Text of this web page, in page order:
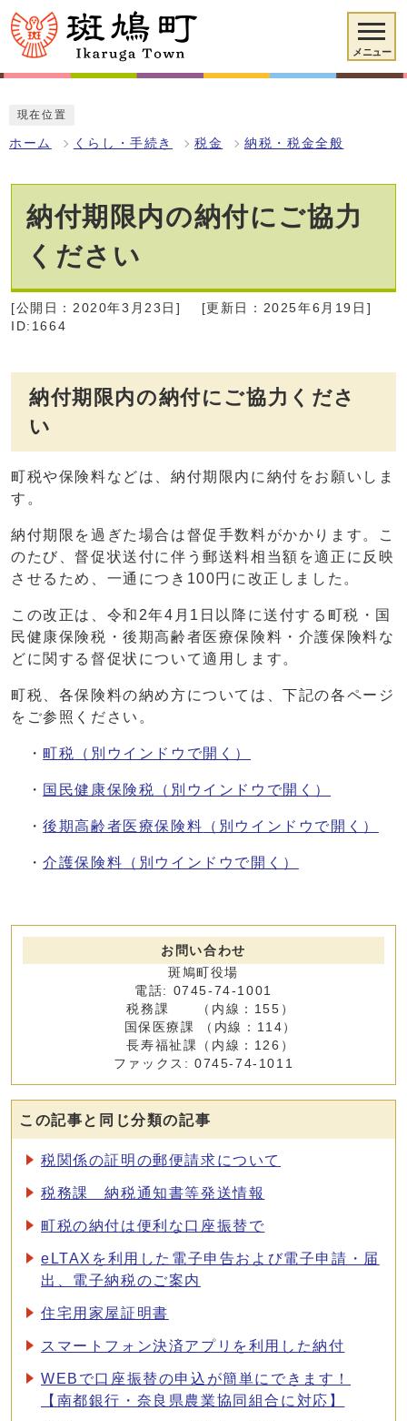
メニュー
現在位置
ホーム くらし・手続き 税金 納税・税金全般
納付期限内の納付にご協力
ください
[公開日：2020年3月23日]
[更新日：2025年6月19日]
ID:1664
納付期限内の納付にご協力くださ
い
町税や保険料などは、納付期限内に納付をお願いしま
す。
納付期限を過ぎた場合は督促手数料がかかります。こ
のたび、督促状送付に伴う郵送料相当額を適正に反映
させるため、一通につき100円に改正しました。
この改正は、令和2年4月1日以降に送付する町税・国
民健康保険税・後期高齢者医療保険料・介護保険料な
どに関する督促状について適用します。
町税、各保険料の納め方については、下記の各ページ
をご参照ください。
・町税 （別ウインドウで開く）
・ 国民健康保険税 （別ウインドウで開く）
・後期高齢者医療保険料 （別ウインドウで開く）
・介護保険料 （別ウインドウで開く）
お問い合わせ
斑鳩町役場
電話: 0745-74-1001
税務課 （内線：155）
国保医療課 （内線：114）
長寿福祉課（内線：126）
ファックス: 0745-74-1011
この記事と同じ分類の記事
税関係の証明の郵便請求について
税務課 納税通知書等発送情報
町税の納付は便利な口座振替で
eLTAXを利用した電子申告および電子申請・届
出、電子納税のご案内
住宅用家屋証明書
スマートフォン決済アプリを利用した納付
WEBで口座振替の申込が簡単にできます！
【南都銀行・奈良県農業協同組合に対応】